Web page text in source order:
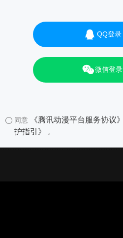
QQ登录
微信登录
同意 《腾讯动漫平台服务协议》
护指引》
。